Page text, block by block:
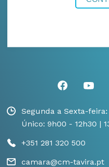
Segunda a Sexta-
Único: 9h00 - 12h30 |
+351 281 320 500
camara@cm-tavira.pt